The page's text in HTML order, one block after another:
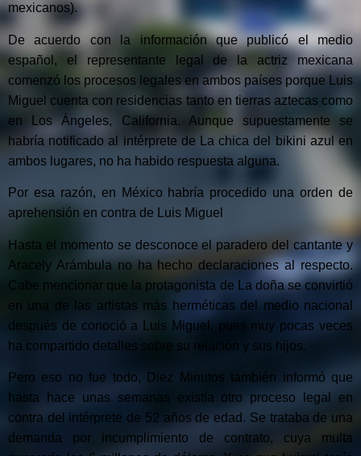
mexicanos).
De acuerdo con la información que publicó el medio
español, el representante legal de la actriz mexicana
comenzó los procesos legales en ambos países porque Luis
Miguel cuenta con residencias tanto en tierras aztecas como
en Los Ángeles, California. Aunque supuestamente se
habría notificado al intérprete de La chica del bikini azul en
ambos lugares, no ha habido respuesta alguna.
Por esa razón, en México habría procedido una orden de
aprehensión en contra de Luis Miguel
Hasta el momento se desconoce el paradero del cantante y
Aracely Arámbula no ha hecho declaraciones al respecto.
Cabe mencionar que la protagonista de La doña se convirtió
en una de las artistas más herméticas del medio nacional
después de conoció a Luis Miguel, pues muy pocas veces
ha compartido detalles sobre su relación y sus hijos.
Pero eso no fue todo, Diez Minutos también informó que
hasta hace unas semanas existía otro proceso legal en
contra del intérprete de 52 años de edad. Se trataba de una
demanda por incumplimiento de contrato, cuya multa